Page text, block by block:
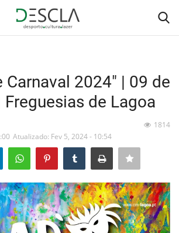
Carnaval 2024" | 09 de
Freguesias de Lagoa
Atualizado: Fev 5, 2024 - 10:54
1814